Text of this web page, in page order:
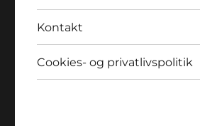
Kontakt
Cookies- og privatlivspolitik